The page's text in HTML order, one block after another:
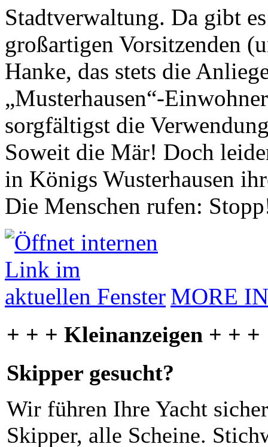
Stadtverwaltung. Da gibt
großartigen Vorsitzenden
Hanke, das stets die
„Musterhausen“-
sorgfältigst die
Soweit die Mär! Doch
in Königs Wusterhausen
Die Menschen rufen:
MORE
+ + + Kleinanzeigen + + +
Skipper gesucht?
Wir führen Ihre Yacht
Skipper, alle Scheine.